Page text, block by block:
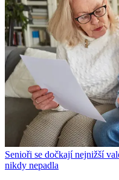
Senioři se dočkají nejnižší
nikdy nepadla